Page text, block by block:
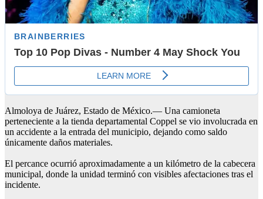
Almoloya de Juárez, Estado de México.— Una camioneta
perteneciente a la tienda departamental Coppel se vio involucrada en
un accidente a la entrada del municipio, dejando como saldo
únicamente daños materiales.
El percance ocurrió aproximadamente a un kilómetro de la cabecera
municipal, donde la unidad terminó con visibles afectaciones tras el
incidente.